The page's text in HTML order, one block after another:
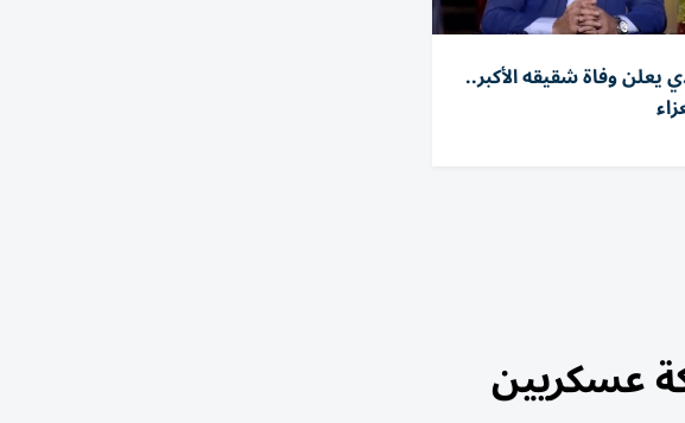
يعلن وفاة شقيقه الأكبر..
عسكريين